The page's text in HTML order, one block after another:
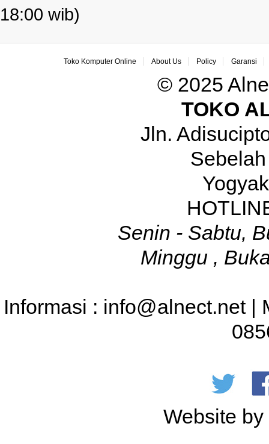
18:00 wib)
Toko Komputer Online About Us Policy Garansi
© 2025
TOKO
Jln.
Senin - Sabtu,
Minggu ,
Informasi : info@alnect.net |
Website by